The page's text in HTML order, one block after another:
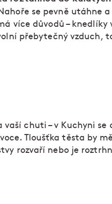
se pevně utáhne
více důvodů – knedlíky
přebytečný vzduch,
chuti – v Kuchyni se
Tloušťka těsta by
rozvaří nebo je